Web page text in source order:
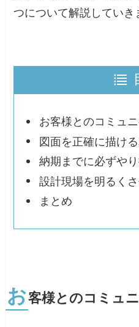
つについて解説していき
お客様とのコミュ
図面を正確に描け
納期までに必ずや
設計現場を明るく
まとめ
お客様とのコミュ